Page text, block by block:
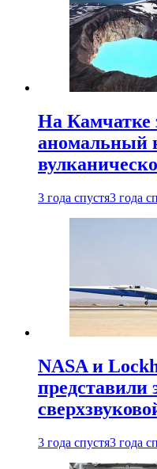
На Камчатке
аномальный
3 года спустя3 года
NASA и
представили
3 года спустя3 года